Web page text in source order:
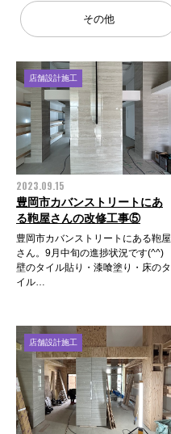
その他
店舗設計施工
2023.09.15
豊岡市カバンストリートにあ
る鞄屋さんの改修工事⑤
豊岡市カバンストリートにある鞄屋
さん。9月中旬の進捗状況です(^^)
壁のタイル貼り・漆喰塗り・床のタ
イル…
店舗設計施工